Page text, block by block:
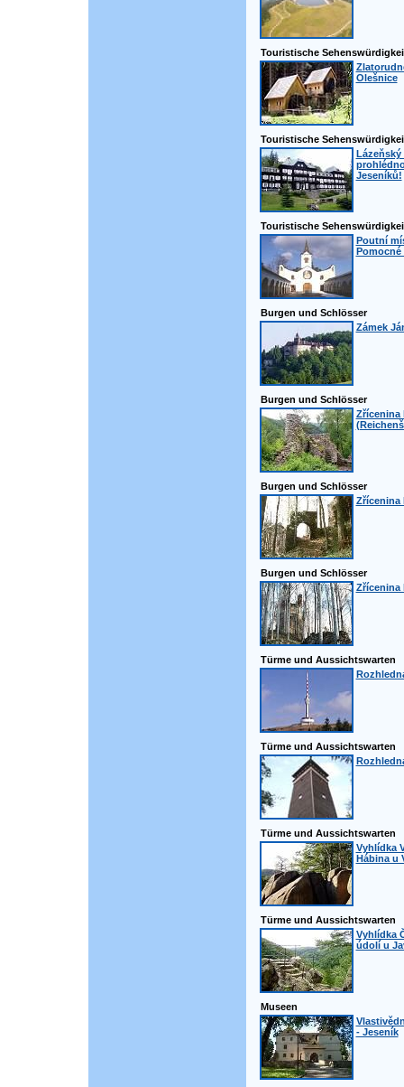
Touristische
Olešnice
Touristische
Jeseníků!
Touristische
Poutní
Pomocné
Burgen und Schlösser
Zámek
Burgen und Schlösser
Zřícenina
Burgen und Schlösser
Zřícenina
Burgen und Schlösser
Zřícenina
Türme und Aussichtswarten
Türme und Aussichtswarten
Türme und Aussichtswarten
Vyhlídka
Hábina u
Türme und Aussichtswarten
Vyhlídka
údolí u
Museen
- Jeseník